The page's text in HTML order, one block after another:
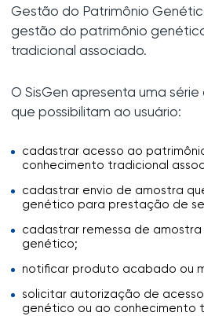
Gestão do Patrimônio
gestão do patrimônio
tradicional associado.
O SisGen apresenta uma
que possibilitam ao usuário:
cadastrar acesso ao
conhecimento tradicional
cadastrar envio de amostra
genético para prestação de
cadastrar remessa de
genético;
notificar produto acabado ou
solicitar autorização de
genético ou ao conhecimento